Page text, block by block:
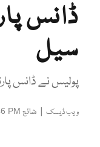
ڈانس
سیل
پولیس نے ڈانس
ویب ڈیسک | شائع PM